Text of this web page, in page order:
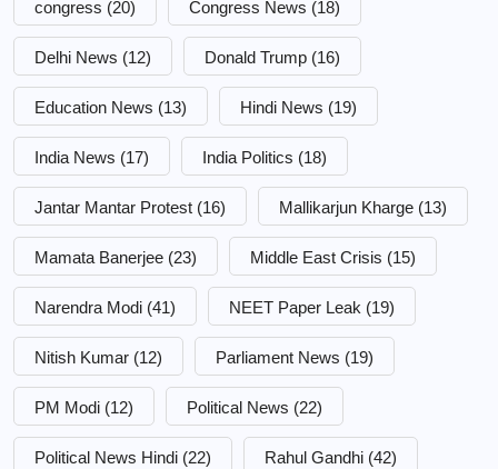
congress (20) Congress News (18)
Delhi News (12) Donald Trump (16)
Education News (13) Hindi News (19)
India News (17) India Politics (18)
Jantar Mantar Protest (16) Mallikarjun Kharge (13)
Mamata Banerjee (23) Middle East Crisis (15)
Narendra Modi (41) NEET Paper Leak (19)
Nitish Kumar (12) Parliament News (19)
PM Modi (12) Political News (22)
Political News Hindi (22) Rahul Gandhi (42)